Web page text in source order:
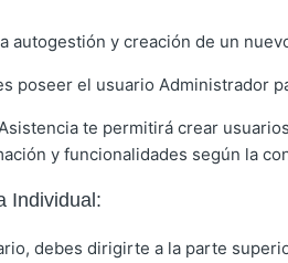
autogestión y creación de un
poseer el usuario Administrador
te permitirá crear
y funcionalidades según la
Individual:
debes dirigirte a la parte